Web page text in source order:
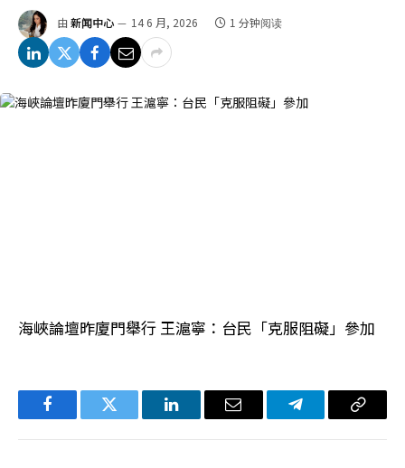
由 新闻中心 14 6 月, 2026 1 分钟阅读
海峽論壇昨廈門舉行 王滬寧：台民「克服阻礙」參加
FacebookTwitter LinkedIn电
Telegram复